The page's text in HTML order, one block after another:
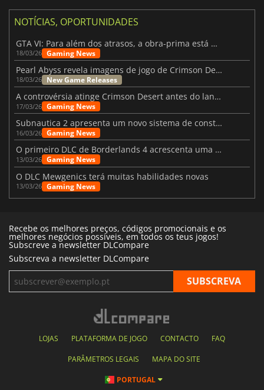
NOTÍCIAS, OPORTUNIDADES
GTA VI: Para além dos atrasos, a obra-prima está quase a chegar
18/03/26 Gaming News
Pearl Abyss revela imagens de jogo de Crimson Desert para a PS5
18/03/26 New Game Releases
A controvérsia atinge Crimson Desert antes do lançamento
17/03/26 Gaming News
Subnautica 2 apresenta um novo sistema de construção de bases
16/03/26 Gaming News
O primeiro DLC de Borderlands 4 acrescenta uma nova personagem e muito mais
13/03/26 Gaming News
O DLC Mewgenics terá muitas habilidades novas
13/03/26 Gaming News
Recebe os melhores preços, códigos promocionais e os
melhores negócios possíveis, em todos os teus jogos!
Subscreve a newsletter DLCompare
Subscreva a newsletter DLCompare
LOJAS PLATAFORMA DE JOGO CONTACTO FAQ
PARÂMETROS LEGAIS MAPA DO SITE
PORTUGAL